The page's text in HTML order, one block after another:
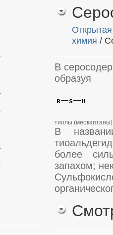
химия /
В
образуя
тиолы (меркаптаны)
В
более
запахом;